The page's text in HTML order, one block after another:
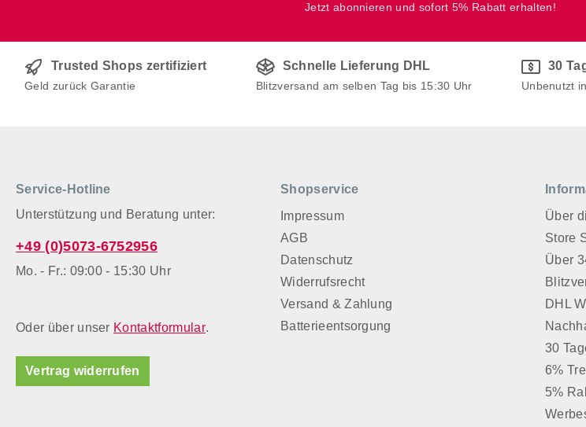
Jetzt abonnieren und sofort 5% Rabatt erhalten!
Trusted Shops zertifiziert
Geld zurück Garantie
Schnelle Lieferung DHL
Blitzversand am selben Tag bis 15:30 Uhr
30
Unbenutzt
Service-Hotline
Unterstützung und Beratung unter:
+49 (0)5073-6752956
Mo. - Fr.: 09:00 - 15:30 Uhr
Oder über unser Kontaktformular.
Vertrag widerrufen
Shopservice
Impressum
AGB
Datenschutz
Widerrufsrecht
Versand & Zahlung
Batterieentsorgung
Über
Store
Über
DHL
30
6%
5%